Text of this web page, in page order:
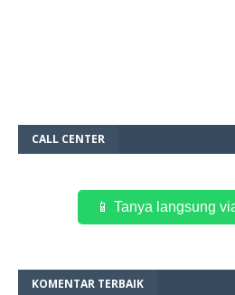
CALL CENTER
📱 Tanya langsung
KOMENTAR TERBAIK